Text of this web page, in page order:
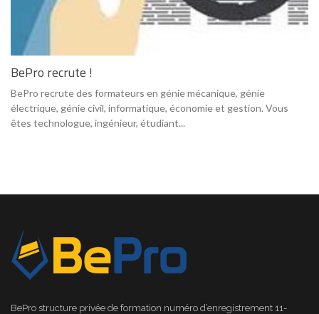
BePro recrute !
BePro recrute des formateurs en génie mécanique, génie
électrique, génie civil, informatique, économie et gestion. Vous
êtes technologue, ingénieur, étudiant...
BePro structure privée de formation numéro d’enregistrement 11-